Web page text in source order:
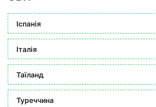
Іспанія
Італія
Таїланд
Туреччина